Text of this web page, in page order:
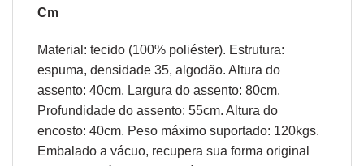
Cm
Material: tecido (100% poliéster). Estrutura:
espuma, densidade 35, algodão. Altura do
assento: 40cm. Largura do assento: 80cm.
Profundidade do assento: 55cm. Altura do
encosto: 40cm. Peso máximo suportado: 120kgs.
Embalado a vácuo, recupera sua forma original